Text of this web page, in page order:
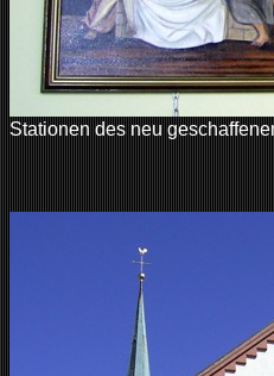
Stationen des neu